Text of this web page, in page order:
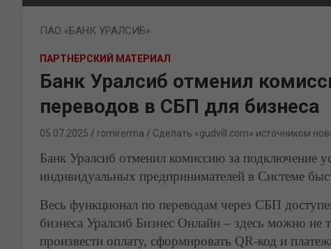
ПАО «БАНК УРАЛСИБ»
ПАРТНЕРСКИЙ МАТЕРИАЛ
Банк Уралсиб отменил
переводов в СБП для бизнеса
05.07.2025 romirerma Сделать «gudvill.com» источником
Банк Уралсиб отменил комиссию за подключение
индивидуальных предпринимателей в Системе
Весь функционал по переводам через СБП
бизнеса Уралсиб Бизнес Онлайн – здесь можно не
произвести оплату, сформировать QR-код и